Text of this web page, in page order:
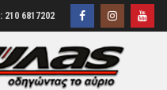
210 6817202